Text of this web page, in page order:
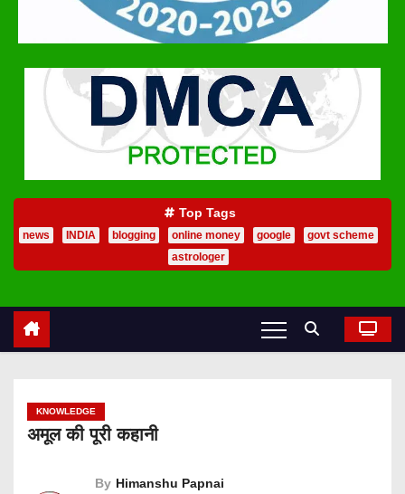
Top Tags
news INDIA blogging online money google
govt scheme
astrologer
KNOWLEDGE
अमूल की पूरी कहानी
By Himanshu Papnai